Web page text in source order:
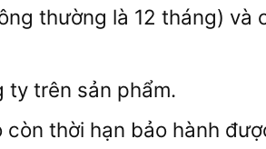
thường là 12 tháng)
ty trên sản phẩm.
thời hạn bảo hành